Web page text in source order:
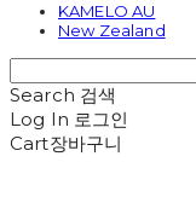
KAMELO AU
New Zealand
Search 검색
Log In 로그인
Cart장바구니